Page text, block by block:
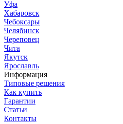
Уфа
Хабаровск
Чебоксары
Челябинск
Череповец
Чита
Якутск
Ярославль
Информация
Типовые решения
Как купить
Гарантии
Статьи
Контакты